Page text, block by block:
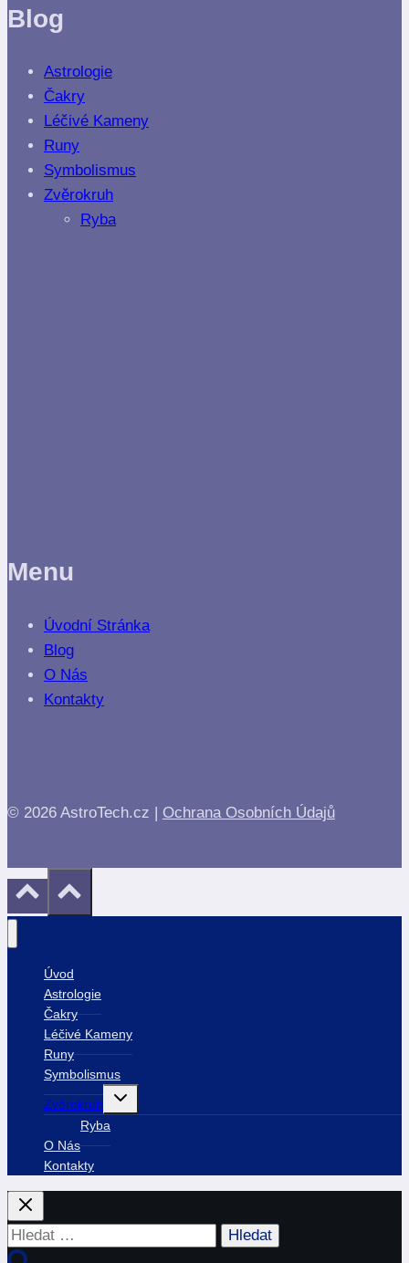
Blog
Astrologie
Čakry
Léčivé Kameny
Runy
Symbolismus
Zvěrokruh
Ryba
Menu
Úvodní Stránka
Blog
O Nás
Kontakty
© 2026 AstroTech.cz | Ochrana Osobních Údajů
Úvod
Astrologie
Čakry
Léčivé Kameny
Runy
Symbolismus
Zvěrokruh
Toggle
Ryba
O Nás
Kontakty
Vyhledávání